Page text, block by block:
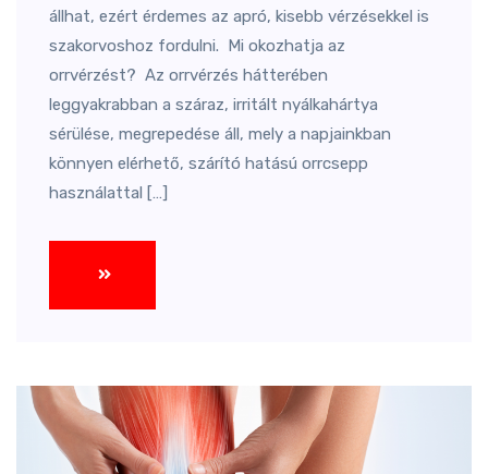
állhat, ezért érdemes az apró, kisebb vérzésekkel is
szakorvoshoz fordulni. Mi okozhatja az
orrvérzést? Az orrvérzés hátterében
leggyakrabban a száraz, irritált nyálkahártya
sérülése, megrepedése áll, mely a napjainkban
könnyen elérhető, szárító hatású orrcsepp
használattal […]